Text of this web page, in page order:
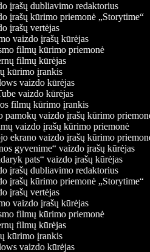
įrašų dubliavimo redaktorius
įrašų kūrimo priemonė „Storytime“
įrašų vertėjas
vaizdo įrašų kūrėjas
filmų kūrimo priemonė
filmų kūrėjas
kūrimo įrankis
vaizdo kūrėjas
vaizdo kūrėjas
filmų kūrimo įrankis
vaizdo įrašų kūrimo priemonė
vaizdo įrašų kūrimo priemonė
ekrano vaizdo įrašų kūrimo priemonė
gyvenime“ vaizdo įrašų kūrėjas
pats“ vaizdo įrašų kūrėjas
įrašų dubliavimo redaktorius
įrašų kūrimo priemonė „Storytime“
įrašų vertėjas
vaizdo įrašų kūrėjas
filmų kūrimo priemonė
filmų kūrėjas
kūrimo įrankis
vaizdo kūrėjas